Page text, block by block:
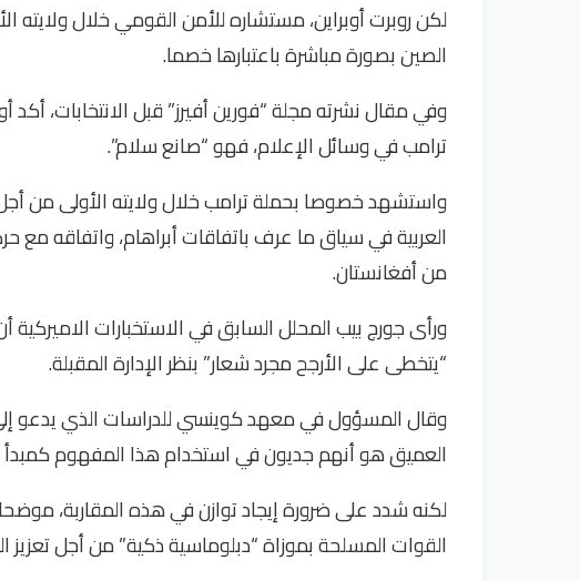
لكن روبرت أوبراين، مستشاره للأمن القومي خلال ولايته
الصين بصورة مباشرة باعتبارها خصما.
وفي مقال نشرته مجلة “فورين أفيرز” قبل الانتخابات، أكد
ترامب في وسائل الإعلام، فهو “صانع سلام”.
واستشهد خصوصا بحملة ترامب خلال ولايته الأولى من
العربية في سياق ما عرف باتفاقات أبراهام، واتفاقه
من أفغانستان.
ورأى جورج بيب المحلل السابق في الاستخبارات
“يتخطى على الأرجح مجرد شعار” بنظر الإدارة المقبلة.
وقال المسؤول في معهد كوينسي للدراسات الذي يدعو
العميق هو أنهم جديون في استخدام هذا المفهوم كمبدأ
لكنه شدد على ضرورة إيجاد توازن في هذه المقاربة،
القوات المسلحة بموزاة “دبلوماسية ذكية” من أجل تعزيز